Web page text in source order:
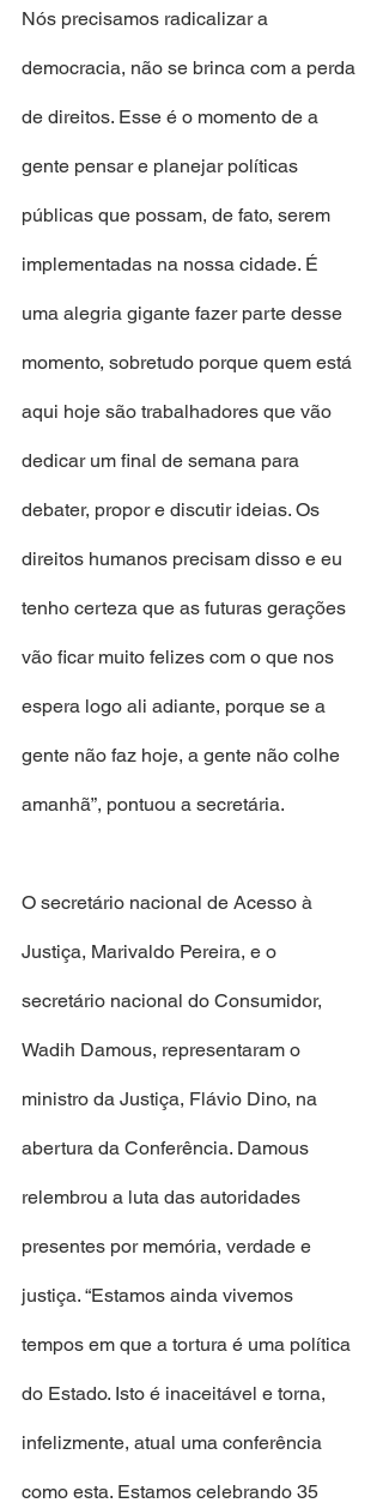
Nós precisamos radicalizar a
democracia, não se brinca com a perda
de direitos. Esse é o momento de a
gente pensar e planejar políticas
públicas que possam, de fato, serem
implementadas na nossa cidade. É
uma alegria gigante fazer parte desse
momento, sobretudo porque quem está
aqui hoje são trabalhadores que vão
dedicar um final de semana para
debater, propor e discutir ideias. Os
direitos humanos precisam disso e eu
tenho certeza que as futuras gerações
vão ficar muito felizes com o que nos
espera logo ali adiante, porque se a
gente não faz hoje, a gente não colhe
amanhã”, pontuou a secretária.
O secretário nacional de Acesso à
Justiça, Marivaldo Pereira, e o
secretário nacional do Consumidor,
Wadih Damous, representaram o
ministro da Justiça, Flávio Dino, na
abertura da Conferência. Damous
relembrou a luta das autoridades
presentes por memória, verdade e
justiça. “Estamos ainda vivemos
tempos em que a tortura é uma política
do Estado. Isto é inaceitável e torna,
infelizmente, atual uma conferência
como esta. Estamos celebrando 35